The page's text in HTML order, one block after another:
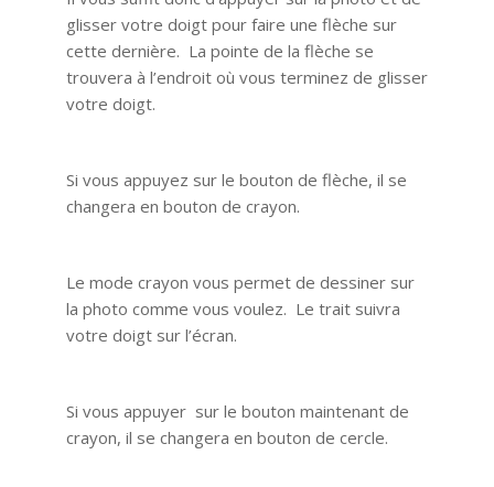
glisser votre doigt pour faire une flèche sur
cette dernière. La pointe de la flèche se
trouvera à l’endroit où vous terminez de glisser
votre doigt.
Si vous appuyez sur le bouton de flèche, il se
changera en bouton de crayon.
Le mode crayon vous permet de dessiner sur
la photo comme vous voulez. Le trait suivra
votre doigt sur l’écran.
Si vous appuyer sur le bouton maintenant de
crayon, il se changera en bouton de cercle.